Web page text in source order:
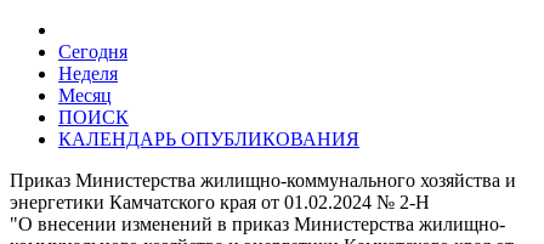
Сегодня
Неделя
Месяц
ПОИСК
КАЛЕНДАРЬ ОПУБЛИКОВАНИЯ
Приказ Министерства жилищно-коммунального хозяйства и
энергетики Камчатского края от 01.02.2024 № 2-Н
"О внесении изменений в приказ Министерства жилищно-